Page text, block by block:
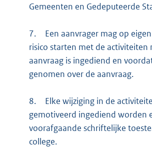
Gemeenten en Gedeputeerde
7.
Een aanvrager mag op
risico starten met de activiteiten
aanvraag is ingediend en
genomen over de aanvraag.
8.
Elke wijziging in de
gemotiveerd ingediend worden
voorafgaande schriftelijke
college.